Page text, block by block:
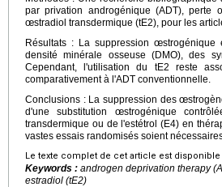
par privation androgénique (ADT), perte
œstradiol transdermique (tE2), pour les
Résultats : La suppression
densité minérale osseuse (DMO), des
Cependant, l'utilisation du tE2 reste
comparativement à l'ADT conventionnelle.
Conclusions : La suppression des
d'une substitution œstrogénique
transdermique ou de l'estétrol (E4) en
vastes essais randomisés soient
Le texte complet de cet article est disponible
Keywords : androgen deprivation therapy
estradiol (tE2)